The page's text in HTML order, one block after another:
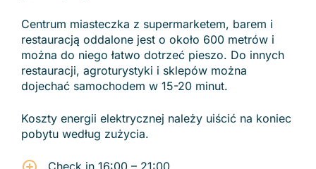
Centrum miasteczka z supermarketem, barem i
restauracją oddalone jest o około 600 metrów i
można do niego łatwo dotrzeć pieszo. Do innych
restauracji, agroturystyki i sklepów można
dojechać samochodem w 15-20 minut.
Koszty energii elektrycznej należy uiścić na koniec
pobytu według zużycia.